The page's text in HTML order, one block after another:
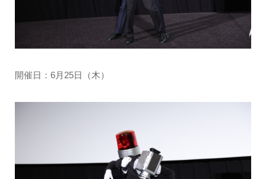
開催日：6月25日（木）